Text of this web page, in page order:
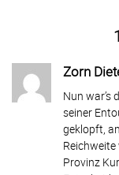
Zorn
Nun war’s
seiner
geklopft,
Provinz